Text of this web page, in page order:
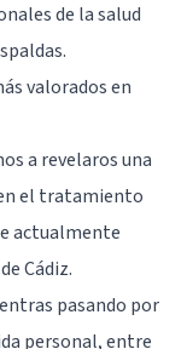
de la salud
valorados en
a revelaros una
el tratamiento
actualmente
Cádiz.
pasando por
personal, entre